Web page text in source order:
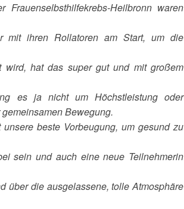
Heilbronn waren
mit ihren Rollatoren am Start, um die
hat das super gut und mit großem
es ja nicht um Höchstleistung oder
Bewegung.
beste Vorbeugung, um gesund zu
sein und auch eine neue Teilnehmerin
über die ausgelassene, tolle Atmosphäre